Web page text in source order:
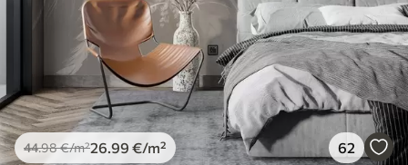
44.98€/m²26.99 €/m² 62